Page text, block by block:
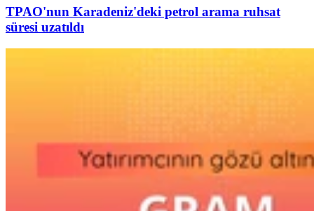
TPAO'nun Karadeniz'deki petrol arama ruhsat
süresi uzatıldı